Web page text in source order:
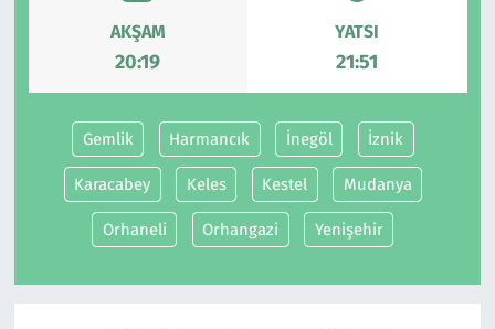
AKŞAM
20:19
YATSI
21:51
Gemlik Harmancık İnegöl İznik
Karacabey Keles Kestel Mudanya
Orhaneli Orhangazi Yenişehir